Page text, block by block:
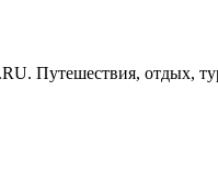
Путешествия, отдых,